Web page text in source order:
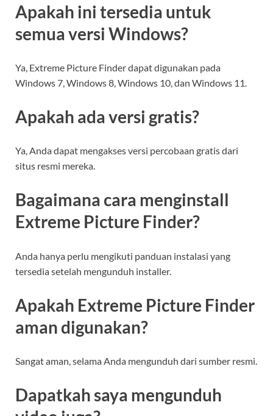
Apakah ini tersedia untuk
semua versi Windows?
Ya, Extreme Picture Finder dapat digunakan pada
Windows 7, Windows 8, Windows 10, dan Windows 11.
Apakah ada versi gratis?
Ya, Anda dapat mengakses versi percobaan gratis dari
situs resmi mereka.
Bagaimana cara menginstall
Extreme Picture Finder?
Anda hanya perlu mengikuti panduan instalasi yang
tersedia setelah mengunduh installer.
Apakah Extreme Picture Finder
aman digunakan?
Sangat aman, selama Anda mengunduh dari sumber resmi.
Dapatkah saya mengunduh